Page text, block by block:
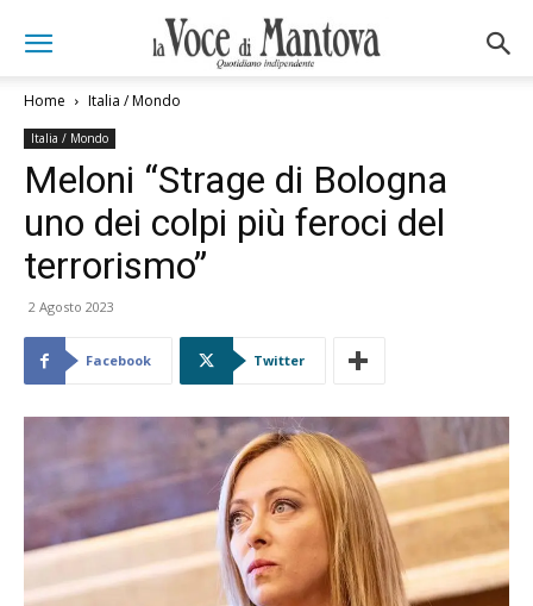
Home Italia / Mondo
Italia / Mondo
Meloni “Strage di Bologna
uno dei colpi più feroci del
terrorismo”
2 Agosto 2023
Facebook Twitter